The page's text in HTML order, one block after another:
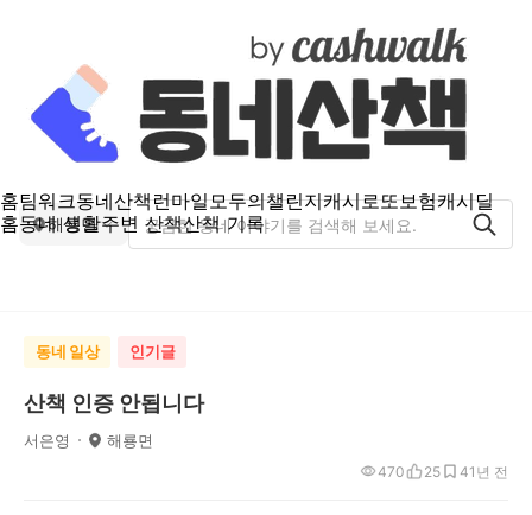
홈팀워크동네산책런마일모두의챌린지캐시로또보험캐시딜
홈동네 생활주변 산책산책 기록
해룡면
동네 일상 인기글
산책 인증 안됩니다
서은영 해룡면
1년 전
470 25 4